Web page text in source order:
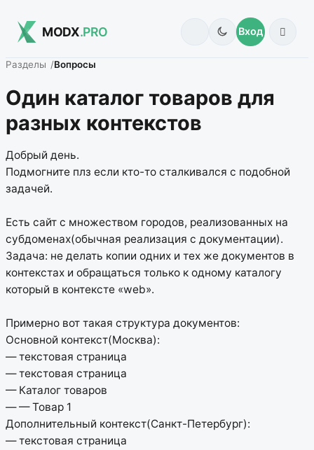
MODX.PRO Вход
Разделы Вопросы
Один каталог товаров для
разных контекстов
Добрый день.
Подмогните плз если кто-то сталкивался с подобной
задачей.
Есть сайт с множеством городов, реализованных на
субдоменах(обычная реализация с документации).
Задача: не делать копии одних и тех же документов в
контекстах и обращаться только к одному каталогу
который в контексте «web».
Примерно вот такая структура документов:
Основной контекст(Москва):
— текстовая страница
— текстовая страница
— Каталог товаров
— — Товар 1
Дополнительный контекст(Санкт-Петербург):
— текстовая страница